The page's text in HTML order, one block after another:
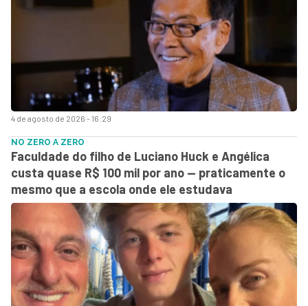
4 de agosto de 2026 - 16:29
NO ZERO A ZERO
Faculdade do filho de Luciano Huck e Angélica
custa quase R$ 100 mil por ano — praticamente o
mesmo que a escola onde ele estudava